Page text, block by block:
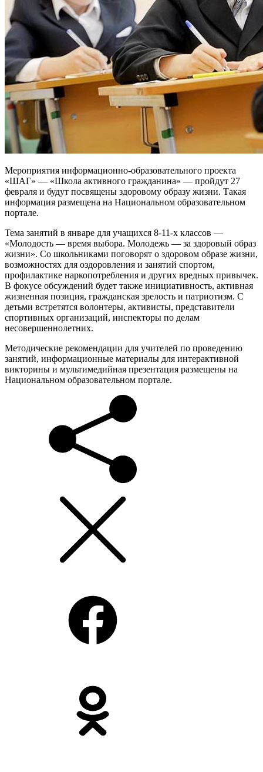
Мероприятия информационно-образовательного проекта
«ШАГ» — «Школа активного гражданина» — пройдут 27
февраля и будут посвящены здоровому образу жизни. Такая
информация размещена на Национальном образовательном
портале.
Тема занятий в январе для учащихся 8-11-х классов —
«Молодость — время выбора. Молодежь — за здоровый образ
жизни». Со школьниками поговорят о здоровом образе жизни,
возможностях для оздоровления и занятий спортом,
профилактике наркопотребления и других вредных привычек.
В фокусе обсуждений будет также инициативность, активная
жизненная позиция, гражданская зрелость и патриотизм. С
детьми встретятся волонтеры, активисты, представители
спортивных организаций, инспекторы по делам
несовершеннолетних.
Методические рекомендации для учителей по проведению
занятий, информационные материалы для интерактивной
викторины и мультимедийная презентация размещены на
Национальном образовательном портале.